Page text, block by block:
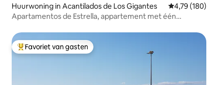
Huurwoning in Acantilados de Los Gigantes Gemiddelde
4,79 (180)
Apartamentos de Estrella, appartement met één
Topfavoriet van gasten
Favoriet van gasten